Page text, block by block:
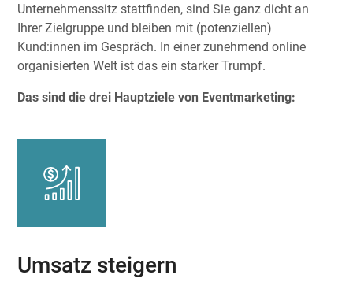
Unternehmenssitz stattfinden, sind Sie ganz dicht an
Ihrer Zielgruppe und bleiben mit (potenziellen)
Kund:innen im Gespräch. In einer zunehmend online
organisierten Welt ist das ein starker Trumpf.
Das sind die drei Hauptziele von Eventmarketing:
Umsatz steigern